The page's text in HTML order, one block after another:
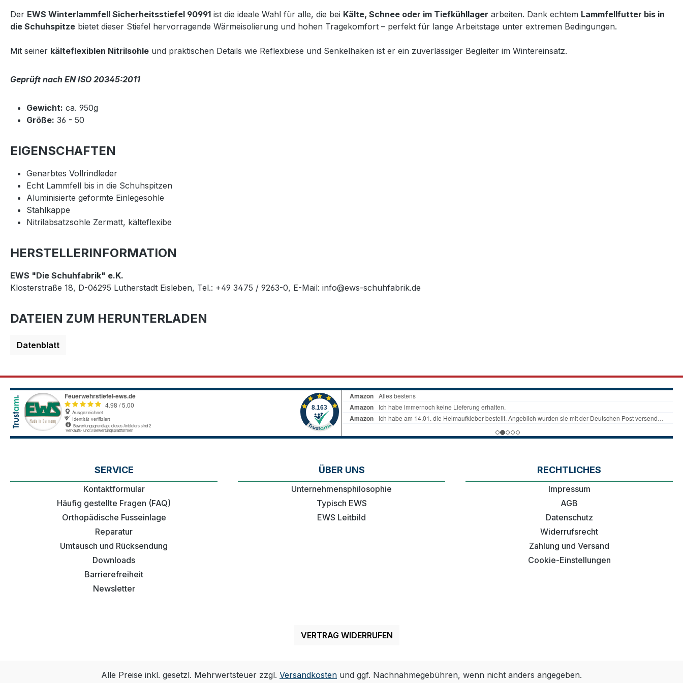
Der EWS Winterlammfell Sicherheitsstiefel 90991 ist die ideale Wahl für alle, die bei Kälte, Schnee oder im Tiefkühllager arbeiten. Dank echtem Lammfellfutter bis in
die Schuhspitze bietet dieser Stiefel hervorragende Wärmeisolierung und hohen Tragekomfort – perfekt für lange Arbeitstage unter extremen Bedingungen.
Mit seiner kälteflexiblen Nitrilsohle und praktischen Details wie Reflexbiese und Senkelhaken ist er ein zuverlässiger Begleiter im Wintereinsatz.
Geprüft nach EN ISO 20345:2011
Gewicht: ca. 950g
Größe: 36 - 50
EIGENSCHAFTEN
Genarbtes Vollrindleder
Echt Lammfell bis in die Schuhspitzen
Aluminisierte geformte Einlegesohle
Stahlkappe
Nitrilabsatzsohle Zermatt, kälteflexibe
HERSTELLERINFORMATION
EWS "Die Schuhfabrik" e.K.
Klosterstraße 18, D-06295 Lutherstadt Eisleben, Tel.: +49 3475 / 9263-0, E-Mail: info@ews-schuhfabrik.de
DATEIEN ZUM HERUNTERLADEN
Datenblatt
SERVICE
Kontaktformular
Häufig gestellte Fragen (FAQ)
Orthopädische Fusseinlage
Reparatur
Umtausch und Rücksendung
Downloads
Barrierefreiheit
Newsletter
ÜBER UNS
Unternehmensphilosophie
Typisch EWS
EWS Leitbild
RECHTLICHES
Impressum
AGB
Datenschutz
Widerrufsrecht
Zahlung und Versand
Cookie-Einstellungen
VERTRAG WIDERRUFEN
Alle Preise inkl. gesetzl. Mehrwertsteuer zzgl. Versandkosten und ggf. Nachnahmegebühren, wenn nicht anders angegeben.